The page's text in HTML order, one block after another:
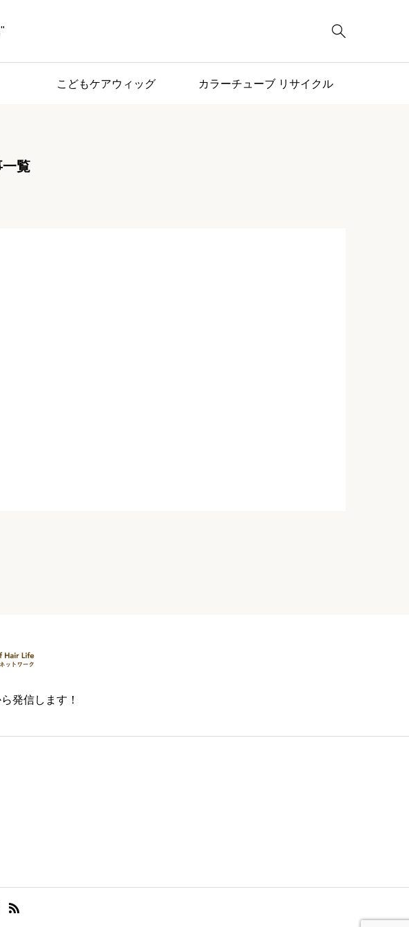

こどもケアウィッグ カラーチューブ リサイクル
覧
発信します！